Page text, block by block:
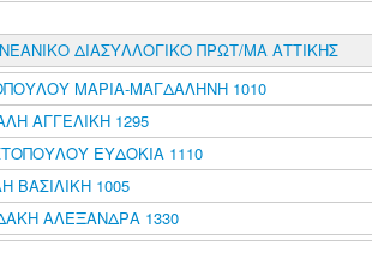
ΔΙΑΣΥΛΛΟΓΙΚΟ ΠΡΩΤ/ΜΑ ΑΤΤΙΚΗΣ
ΜΑΡΙΑ-ΜΑΓΔΑΛΗΝΗ 1010
ΑΓΓΕΛΙΚΗ 1295
ΕΥΔΟΚΙΑ 1110
ΒΑΣΙΛΙΚΗ 1005
ΑΛΕΞΑΝΔΡΑ 1330